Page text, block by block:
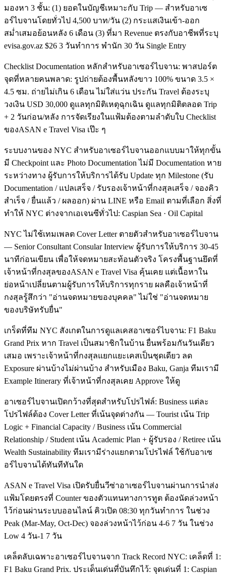
มองหา 3 ชั้น: (1) ยอดในบัญชีเหมาะกับ Trip — สำหรับอาเซ
อร์ไบจานโดยทั่วไป 4,500 บาท/วัน (2) กระแสเงินเข้า-ออก
สม่ำเสมอย้อนหลัง 6 เดือน (3) ที่มา Revenue ตรงกับอาชีพที่ระบุ
evisa.gov.az $26 3 วันทำการ พำนัก 30 วัน Single Entry
Checklist Documentation หลักสำหรับอาเซอร์ไบจาน: พาสปอร์ต
จุดที่หลายคนพลาด: รูปถ่ายต้องพื้นหลังขาว 100% ขนาด 3.5 ×
4.5 ซม. ถ่ายไม่เกิน 6 เดือน ไม่ใส่แว่น ประกัน Travel ต้องระบุ
วงเงิน USD 30,000 ดูแลทุกมิติเหตุฉุกเฉิน ดูแลทุกมิติตลอด Trip
+ 2 วันก่อน/หลัง การจัดเรียงในแฟ้มต้องตามลำดับใบ Checklist
ของASAN e Travel Visa เป๊ะ ๆ
ระบบงานของ NYC สำหรับอาเซอร์ไบจานออกแบบมาให้ทุกขั้น
มี Checkpoint และ Photo Documentation ไม่มี Documentation หาย
ระหว่างทาง ผู้รับการให้บริการได้รับ Update ทุก Milestone (รับ
Documentation / แปลเสร็จ / รับรองเจ้าหน้าที่กงสุลเสร็จ / จองคิว
สำเร็จ / ยื่นแล้ว / ผลออก) ผ่าน LINE หรือ Email ตามที่เลือก สิ่งที่
ทำให้ NYC ต่างจากเอเจนซีทั่วไป: Caspian Sea · Oil Capital
NYC ไม่ใช้เทมเพลต Cover Letter ตายตัวสำหรับอาเซอร์ไบจาน
— Senior Consultant Consular Interview ผู้รับการให้บริการ 30-45
นาทีก่อนเขียน เพื่อให้จดหมายสะท้อนตัวจริง โครงพื้นฐานยึดที่
เจ้าหน้าที่กงสุลของASAN e Travel Visa คุ้นเคย แต่เนื้อหาใน
ย่อหน้าเปลี่ยนตามผู้รับการให้บริการทุกราย ผลคือเจ้าหน้าที่
กงสุลรู้สึกว่า "อ่านจดหมายของบุคคล" ไม่ใช่ "อ่านจดหมาย
ของบริษัทรับยื่น"
เกร็ดที่ทีม NYC สังเกตในการดูแลเคสอาเซอร์ไบจาน: F1 Baku
Grand Prix หาก Travel เป็นสมาชิกในบ้าน ยื่นพร้อมกันวันเดียว
เสมอ เพราะเจ้าหน้าที่กงสุลแยกแยะเคสเป็นชุดเดียว ลด
Exposure ผ่านบ้างไม่ผ่านบ้าง สำหรับเมือง Baku, Ganja ทีมเรามี
Example Itinerary ที่เจ้าหน้าที่กงสุลเคย Approve ให้ดู
อาเซอร์ไบจานเปิดกว้างที่สุดสำหรับโปรไฟล์: Business แต่ละ
โปรไฟล์ต้อง Cover Letter ที่เน้นจุดต่างกัน — Tourist เน้น Trip
Logic + Financial Capacity / Business เน้น Commercial
Relationship / Student เน้น Academic Plan + ผู้รับรอง / Retiree เน้น
Wealth Sustainability ทีมเรามีร่างแยกตามโปรไฟล์ ใช้กับอาเซ
อร์ไบจานได้ทันทีทันใด
ASAN e Travel Visa เปิดรับยื่นวีซ่าอาเซอร์ไบจานผ่านการนำส่ง
แฟ้มโดยตรงที่ Counter ของตัวแทนทางการทูต ต้องนัดล่วงหน้า
ไว้ก่อนผ่านระบบออนไลน์ คิวเปิด 08:30 ทุกวันทำการ ในช่วง
Peak (Mar-May, Oct-Dec) จองล่วงหน้าไว้ก่อน 4-6 7 วัน ในช่วง
Low 4 วัน-1 7 วัน
เคล็ดลับเฉพาะอาเซอร์ไบจานจาก Track Record NYC: เคล็ดที่ 1:
F1 Baku Grand Prix. ประเด็นเด่นที่บันทึกไว้: จุดเด่นที่ 1: Caspian